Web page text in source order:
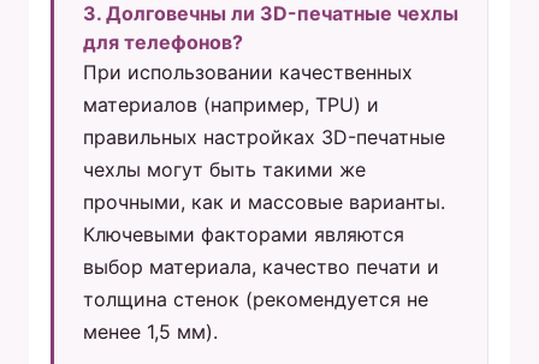
3. Долговечны ли 3D-печатные чехлы
для телефонов?
При использовании качественных
материалов (например, TPU) и
правильных настройках 3D-печатные
чехлы могут быть такими же
прочными, как и массовые варианты.
Ключевыми факторами являются
выбор материала, качество печати и
толщина стенок (рекомендуется не
менее 1,5 мм).